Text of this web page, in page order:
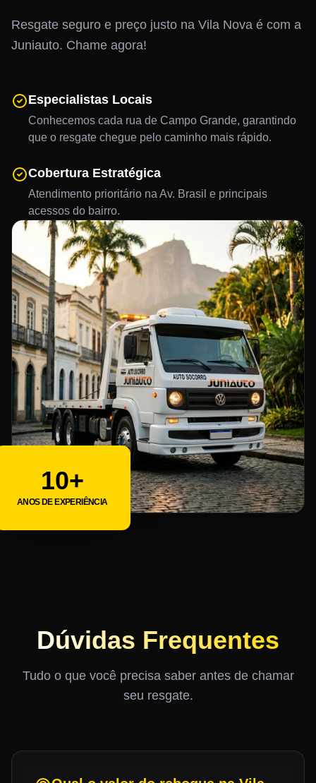
Resgate seguro e preço justo na Vila Nova é com a
Juniauto. Chame agora!
Especialistas Locais
Conhecemos cada rua de Campo Grande, garantindo
que o resgate chegue pelo caminho mais rápido.
Cobertura Estratégica
Atendimento prioritário na Av. Brasil e principais
acessos do bairro.
10+
ANOS DE EXPERIÊNCIA
Dúvidas Frequentes
Tudo o que você precisa saber antes de chamar
seu resgate.